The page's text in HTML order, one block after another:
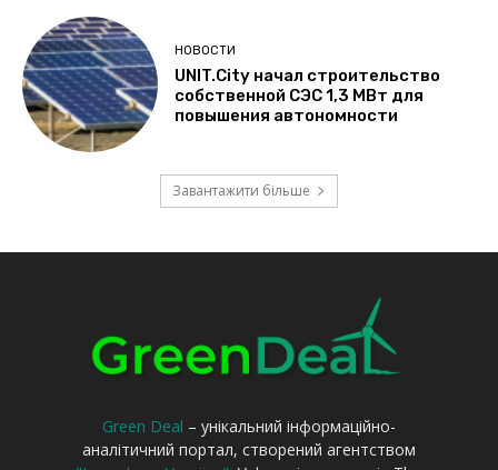
Green Deal – унікальний інформаційно-
аналітичний портал, створений агентством